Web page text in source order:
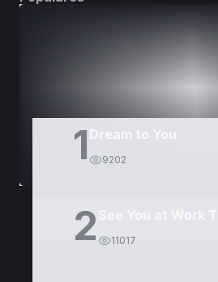
1 Dream to You
9202
2 11017